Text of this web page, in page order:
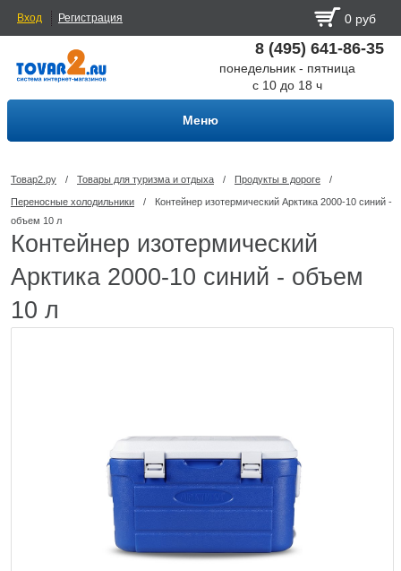
Вход Регистрация 0 руб
8 (495) 641-86-35
понедельник - пятница
с 10 до 18 ч
Меню
Товар2.ру / Товары для туризма и отдыха / Продукты в дороге /
Переносные холодильники /
Контейнер изотермический Арктика 2000-10 синий -
объем 10 л
Контейнер изотермический
Арктика 2000-10 синий - объем
10 л